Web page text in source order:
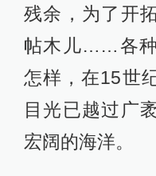
残余，为了开
帖木儿……各种
怎样，在15世
目光已越过广
宏阔的海洋。